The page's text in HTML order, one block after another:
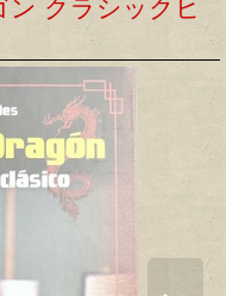
ン クラシックヒ